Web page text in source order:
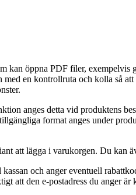
kan öppna PDF filer, exempelvis
en kontrollruta och kolla så att
anges detta vid produktens
format anges under
att lägga i varukorgen. Du kan
och anger eventuell
att den e-postadress du anger är